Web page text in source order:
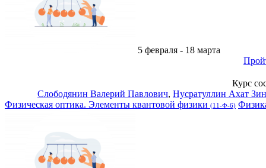
5 февраля - 18 марта
Курс
Слободянин Валерий Павлович, Нусратуллин Ахат
Физическая оптика. Элементы квантовой физики (11-Ф-6)